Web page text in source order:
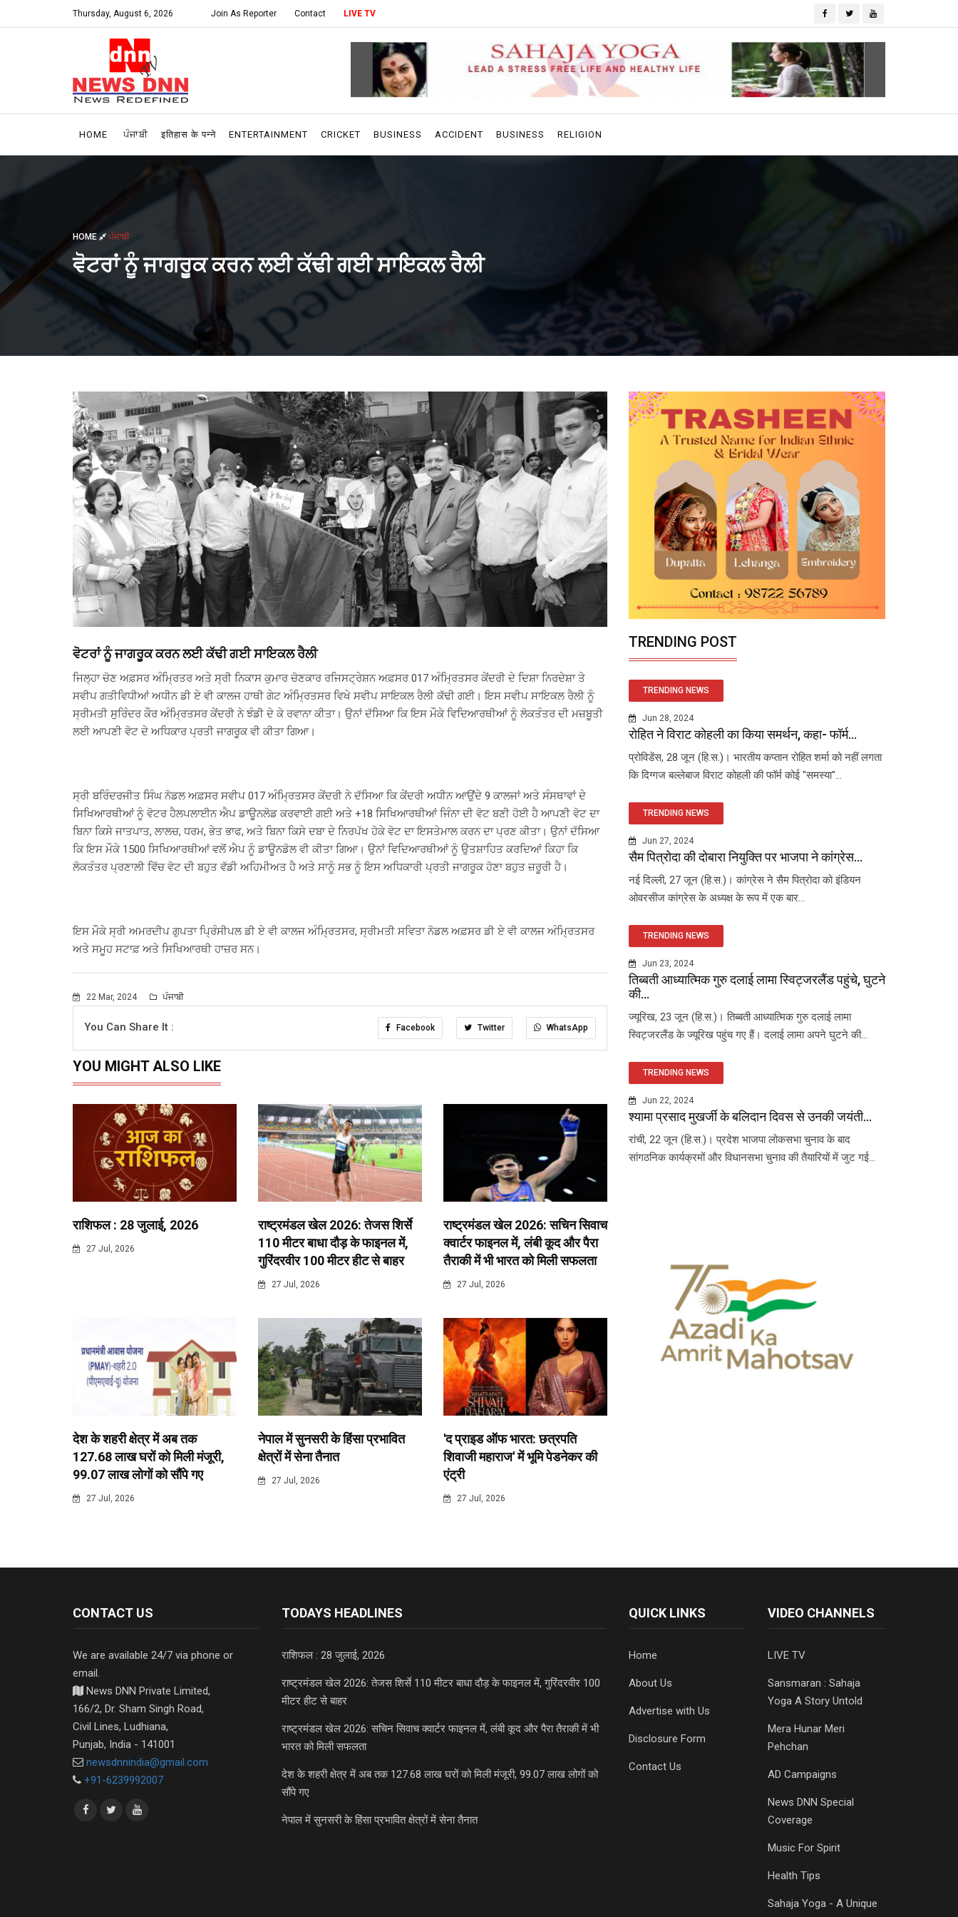
Thursday, August 6, 2026 Join As Reporter Contact LIVE TV
HOME ਪੰਜਾਬੀ इतिहास के पन्ने ENTERTAINMENT CRICKET BUSINESS ACCIDENT BUSINESS RELIGION
HOME ਪੰਜਾਬੀ
ਵੋਟਰਾਂ ਨੂੰ ਜਾਗਰੂਕ ਕਰਨ ਲਈ ਕੱਢੀ ਗਈ ਸਾਇਕਲ ਰੈਲੀ
ਵੋਟਰਾਂ ਨੂੰ ਜਾਗਰੂਕ ਕਰਨ ਲਈ ਕੱਢੀ ਗਈ ਸਾਇਕਲ ਰੈਲੀ
ਜਿਲ੍ਹਾ ਚੋਣ ਅਫ਼ਸਰ ਅੰਮ੍ਰਿਤਰ ਅਤੇ ਸ੍ਰੀ ਨਿਕਾਸ ਕੁਮਾਰ ਚੋਣਕਾਰ ਰਜਿਸਟ੍ਰੇਸ਼ਨ ਅਫ਼ਸਰ 017 ਅੰਮ੍ਰਿਤਸਰ ਕੇਂਦਰੀ ਦੇ ਦਿਸ਼ਾ ਨਿਰਦੇਸ਼ਾ ਤੇ
ਸਵੀਪ ਗਤੀਵਿਧੀਆਂ ਅਧੀਨ ਡੀ ਏ ਵੀ ਕਾਲਜ ਹਾਥੀ ਗੇਟ ਅੰਮ੍ਰਿਤਸਰ ਵਿਖੇ ਸਵੀਪ ਸਾਇਕਲ ਰੈਲੀ ਕੱਢੀ ਗਈ। ਇਸ ਸਵੀਪ ਸਾਇਕਲ ਰੈਲੀ ਨੂੰ
ਸ੍ਰੀਮਤੀ ਸੁਰਿੰਦਰ ਕੌਰ ਅੰਮ੍ਰਿਤਸਰ ਕੇਂਦਰੀ ਨੇ ਝੰਡੀ ਦੇ ਕੇ ਰਵਾਨਾ ਕੀਤਾ। ਉਨਾਂ ਦੱਸਿਆ ਕਿ ਇਸ ਮੌਕੇ ਵਿਦਿਆਰਥੀਆਂ ਨੂੰ ਲੋਕਤੰਤਰ ਦੀ ਮਜ਼ਬੂਤੀ
ਲਈ ਆਪਣੀ ਵੋਟ ਦੇ ਅਧਿਕਾਰ ਪ੍ਰਤੀ ਜਾਗਰੂਕ ਵੀ ਕੀਤਾ ਗਿਆ।
ਸ੍ਰੀ ਬਰਿੰਦਰਜੀਤ ਸਿੰਘ ਨੋਡਲ ਅਫ਼ਸਰ ਸਵੀਪ 017 ਅੰਮ੍ਰਿਤਸਰ ਕੇਂਦਰੀ ਨੇ ਦੱਸਿਆ ਕਿ ਕੇਂਦਰੀ ਅਧੀਨ ਆਉਂਦੇ 9 ਕਾਲਜਾਂ ਅਤੇ ਸੰਸਥਾਵਾਂ ਦੇ
ਸਿਖਿਆਰਥੀਆਂ ਨੂੰ ਵੋਟਰ ਹੈਲਪਲਾਈਨ ਐਪ ਡਾਊਨਲੋਡ ਕਰਵਾਈ ਗਈ ਅਤੇ +18 ਸਿਖਿਆਰਥੀਆਂ ਜਿੰਨਾ ਦੀ ਵੋਟ ਬਣੀ ਹੋਈ ਹੈ ਆਪਣੀ ਵੋਟ ਦਾ
ਬਿਨਾ ਕਿਸੇ ਜਾਤਪਾਤ, ਲਾਲਚ, ਧਰਮ, ਭੇਤ ਭਾਫ, ਅਤੇ ਬਿਨਾ ਕਿਸੇ ਦਬਾ ਦੇ ਨਿਰਪੱਖ ਹੋਕੇ ਵੋਟ ਦਾ ਇਸਤੇਮਾਲ ਕਰਨ ਦਾ ਪ੍ਰਣ ਕੀਤਾ। ਉਨਾਂ ਦੱਸਿਆ
ਕਿ ਇਸ ਮੌਕੇ 1500 ਸਿਖਿਆਰਥੀਆਂ ਵਲੋਂ ਐਪ ਨੂੰ ਡਾਊਨਡੋਲ ਵੀ ਕੀਤਾ ਗਿਆ। ਉਨਾਂ ਵਿਦਿਆਰਥੀਆਂ ਨੂੰ ਉਤਸ਼ਾਹਿਤ ਕਰਦਿਆਂ ਕਿਹਾ ਕਿ
ਲੋਕਤੰਤਰ ਪ੍ਰਣਾਲੀ ਵਿੱਚ ਵੋਟ ਦੀ ਬਹੁਤ ਵੱਡੀ ਅਹਿਮੀਅਤ ਹੈ ਅਤੇ ਸਾਨੂੰ ਸਭ ਨੂੰ ਇਸ ਅਧਿਕਾਰੀ ਪ੍ਰਤੀ ਜਾਗਰੂਕ ਹੋਣਾ ਬਹੁਤ ਜ਼ਰੂਰੀ ਹੈ।
ਇਸ ਮੌਕੇ ਸ੍ਰੀ ਅਮਰਦੀਪ ਗੁਪਤਾ ਪ੍ਰਿੰਸੀਪਲ ਡੀ ਏ ਵੀ ਕਾਲਜ ਅੰਮ੍ਰਿਤਸਰ, ਸ੍ਰੀਮਤੀ ਸਵਿਤਾ ਨੋਡਲ ਅਫ਼ਸਰ ਡੀ ਏ ਵੀ ਕਾਲਜ ਅੰਮ੍ਰਿਤਸਰ
ਅਤੇ ਸਮੂਹ ਸਟਾਫ਼ ਅਤੇ ਸਿਖਿਆਰਥੀ ਹਾਜ਼ਰ ਸਨ।
22 Mar, 2024 ਪੰਜਾਬੀ
You Can Share It : Facebook Twitter WhatsApp
YOU MIGHT ALSO LIKE
राशिफल : 28 जुलाई, 2026
27 Jul, 2026
राष्ट्रमंडल खेल 2026: तेजस शिर्से
110 मीटर बाधा दौड़ के फाइनल में,
गुरिंदरवीर 100 मीटर हीट से बाहर
27 Jul, 2026
राष्ट्रमंडल खेल 2026: सचिन सिवाच
क्वार्टर फाइनल में, लंबी कूद और पैरा
तैराकी में भी भारत को मिली सफलता
27 Jul, 2026
देश के शहरी क्षेत्र में अब तक
127.68 लाख घरों को मिली मंजूरी,
99.07 लाख लोगों को सौंपे गए
27 Jul, 2026
नेपाल में सुनसरी के हिंसा प्रभावित
क्षेत्रों में सेना तैनात
27 Jul, 2026
'द प्राइड ऑफ भारत: छत्रपति
शिवाजी महाराज' में भूमि पेडनेकर की
एंट्री
27 Jul, 2026
TRENDING POST
TRENDING NEWS
Jun 28, 2024
रोहित ने विराट कोहली का किया समर्थन, कहा- फॉर्म...
प्रोविडेंस, 28 जून (हि.स.)। भारतीय कप्तान रोहित शर्मा को नहीं लगता
कि दिग्गज बल्लेबाज विराट कोहली की फॉर्म कोई "समस्या"...
TRENDING NEWS
Jun 27, 2024
सैम पित्रोदा की दोबारा नियुक्ति पर भाजपा ने कांग्रेस...
नई दिल्ली, 27 जून (हि.स.)। कांग्रेस ने सैम पित्रोदा को इंडियन
ओवरसीज कांग्रेस के अध्यक्ष के रूप में एक बार...
TRENDING NEWS
Jun 23, 2024
तिब्बती आध्यात्मिक गुरु दलाई लामा स्विट्जरलैंड पहुंचे, घुटने
की...
ज्यूरिख, 23 जून (हि.स.)। तिब्बती आध्यात्मिक गुरु दलाई लामा
स्विट्जरलैंड के ज्यूरिख पहुंच गए हैं। दलाई लामा अपने घुटने की...
TRENDING NEWS
Jun 22, 2024
श्यामा प्रसाद मुखर्जी के बलिदान दिवस से उनकी जयंती...
रांची, 22 जून (हि.स.)। प्रदेश भाजपा लोकसभा चुनाव के बाद
सांगठनिक कार्यक्रमों और विधानसभा चुनाव की तैयारियों में जुट गई...
CONTACT US
We are available 24/7 via phone or
email.
News DNN Private Limited,
166/2, Dr. Sham Singh Road,
Civil Lines, Ludhiana,
Punjab, India - 141001
newsdnnindia@gmail.com
+91-6239992007
TODAYS HEADLINES
राशिफल : 28 जुलाई, 2026
राष्ट्रमंडल खेल 2026: तेजस शिर्से 110 मीटर बाधा दौड़ के फाइनल में, गुरिंदरवीर 100
मीटर हीट से बाहर
राष्ट्रमंडल खेल 2026: सचिन सिवाच क्वार्टर फाइनल में, लंबी कूद और पैरा तैराकी में भी
भारत को मिली सफलता
देश के शहरी क्षेत्र में अब तक 127.68 लाख घरों को मिली मंजूरी, 99.07 लाख लोगों को
सौंपे गए
नेपाल में सुनसरी के हिंसा प्रभावित क्षेत्रों में सेना तैनात
QUICK LINKS
Home
About Us
Advertise with Us
Disclosure Form
Contact Us
VIDEO CHANNELS
LIVE TV
Sansmaran : Sahaja
Yoga A Story Untold
Mera Hunar Meri
Pehchan
AD Campaigns
News DNN Special
Coverage
Music For Spirit
Health Tips
Sahaja Yoga - A Unique